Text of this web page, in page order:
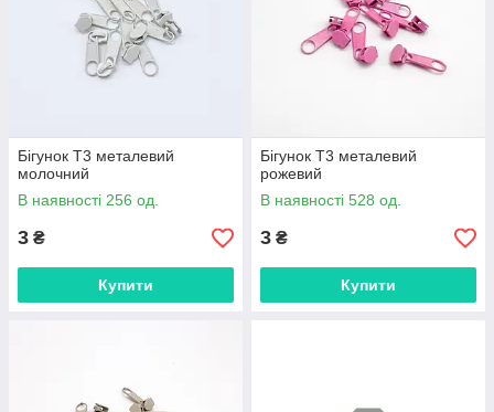
Бігунок Т3 металевий
молочний
В наявності 256 од.
3 ₴
Купити
Бігунок Т3 металевий
рожевий
В наявності 528 од.
3 ₴
Купити